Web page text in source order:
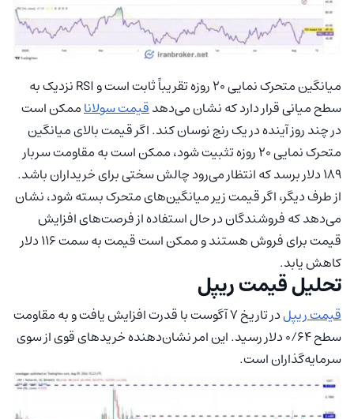
میانگین متحرک نمایی ۲۰ روزه تقریباً ثابت است و RSI نزدیک به
سطح میانی قرار دارد که نشان می‌دهدقیمت سولاناممکن است
در چند روز آینده در یک رنج نوسان کند. اگر قیمت بالای میانگین
متحرک نمایی ۲۰ روزه تثبیت شود، ممکن است به مقاومت سربار
۱۸۹ دلار برسد که انتظار می‌رود چالش سختی برای خریداران باشد.
از طرف دیگر، اگر قیمت زیر میانگین‌های متحرک بسته شود، نشان
می‌دهد که فروشندگان در حال استفاده از فرصت‌های افزایش
قیمت برای فروش هستند و ممکن است قیمت به سمت ۱۱۶ دلار
کاهش یابد.
تحلیل قیمت ریپل
قیمت ریپل
در تاریخ ۷ آگوست با قدرت افزایش یافت و به مقاومت
سطح ۰/۶۴ دلار رسید. این امر نشان‌دهنده خریدهای قوی از سوی
سرمایه‌گذاران است.